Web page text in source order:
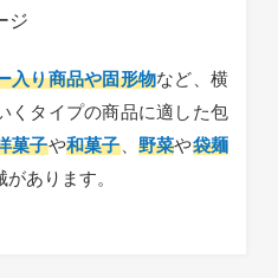
入り商品や固形物など、横
くタイプの商品に適した包
菓子や和菓子、 野菜や袋麺
あります。